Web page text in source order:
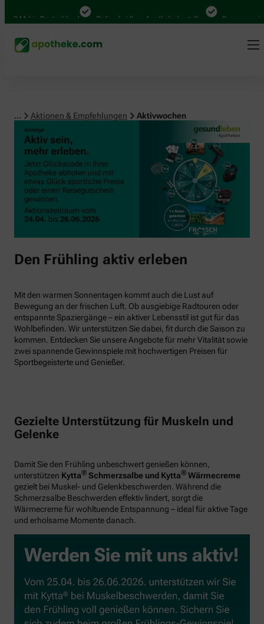
Mal in Deutschland Online bei Ihrer Apotheke bestellen Bequem
... Aktionen & Empfehlungen Aktivwochen
Den Frühling aktiv erleben
Mit den warmen Sonnentagen kommt auch die Lust auf
Bewegung an der frischen Luft. Ob ausgiebige Radtouren oder
entspannte Spaziergänge – ein aktiver Lebensstil ist gut für das
Wohlbefinden. Wir unterstützen Sie dabei, fit durch die Saison zu
kommen. Entdecken Sie unsere Angebote für mehr Vitalität sowie
zwei spannende Gewinnspiele mit hochwertigen Preisen für
Sportbegeisterte und Genießer.
Gezielte Unterstützung für Muskeln und
Gelenke
Damit Sie den Frühling unbeschwert genießen können,
unterstützen Kytta® Schmerzsalbe und Kytta® Wärmecreme
gezielt bei Muskel- und Gelenkbeschwerden. Während die
Schmerzsalbe Beschwerden effektiv lindert, sorgt die
Wärmecreme für wohltuende Entspannung – ideal für aktive Tage
und erholsame Momente danach.